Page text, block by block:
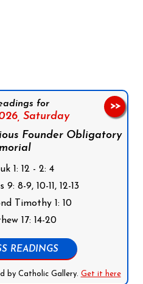
for
Saturday
Founder Obligatory
1: 12 - 2: 4
8-9, 10-11, 12-13
Timothy 1: 10
17: 14-20
READINGS
by Catholic Gallery. Get it here
>>